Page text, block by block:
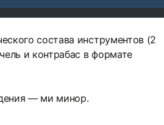
состава инструментов (2
и контрабас в формате
— ми минор.